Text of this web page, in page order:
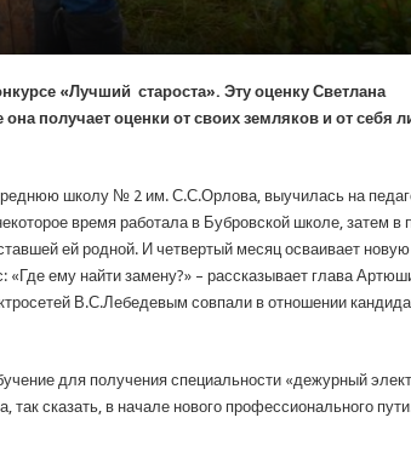
«Лучший староста». Эту оценку Светлана
получает оценки от своих земляков и от себя
школу № 2 им. С.С.Орлова, выучилась на
время работала в Бубровской школе, затем в
ей родной. И четвертый месяц осваивает новую
ему найти замену?» – рассказывает глава
В.С.Лебедевым совпали в отношении
для получения специальности «дежурный
сказать, в начале нового профессионального